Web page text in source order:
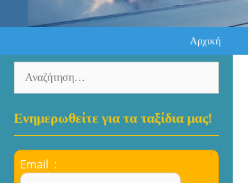
Αρχική
Ενημερωθείτε για τα ταξίδια μας!
Email :